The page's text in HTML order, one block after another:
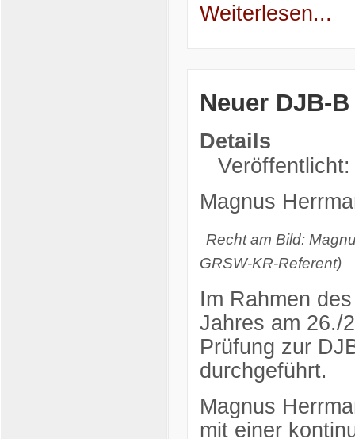
Weiterlesen...
Neuer DJB-
Details
Magnus
Recht am Bild:
GRSW-KR-Referent)
Im Rahmen
Jahres am 26./
Prüfung zur
durchgeführt.
Magnus
mit einer